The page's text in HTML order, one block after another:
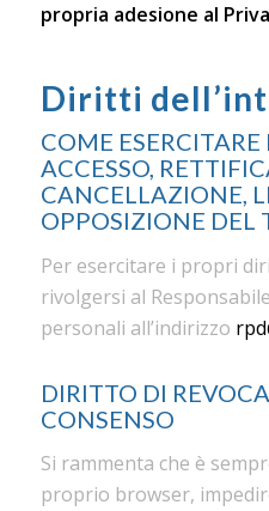
propria adesione al
Diritti
COME
ACCESSO,
CANCELLAZIONE,
OPPOSIZIONE DEL
Per esercitare i propri
rivolgersi al
personali all’indirizzo
DIRITTO DI
CONSENSO
Si rammenta che è
proprio browser,